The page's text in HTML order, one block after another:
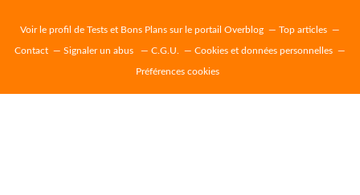
Voir le profil de Tests et Bons Plans sur le portail Overblog Top articles
Contact Signaler un abus C.G.U. Cookies et données personnelles
Préférences cookies